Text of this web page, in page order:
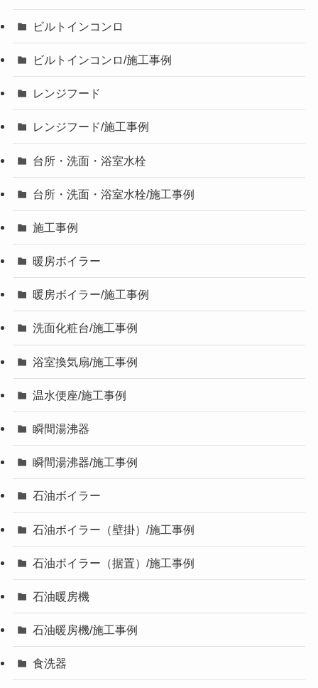
ビルトインコンロ
ビルトインコンロ/施工事例
レンジフード
レンジフード/施工事例
台所・洗面・浴室水栓
台所・洗面・浴室水栓/施工事例
施工事例
暖房ボイラー
暖房ボイラー/施工事例
洗面化粧台/施工事例
浴室換気扇/施工事例
温水便座/施工事例
瞬間湯沸器
瞬間湯沸器/施工事例
石油ボイラー
石油ボイラー（壁掛）/施工事例
石油ボイラー（据置）/施工事例
石油暖房機
石油暖房機/施工事例
食洗器